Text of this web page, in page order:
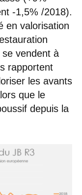
-1,5% /2018).
en valorisation
vendent à
rapportent
les avants
que le
depuis la